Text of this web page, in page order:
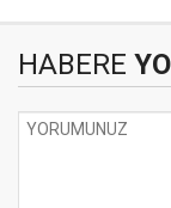
HABERE